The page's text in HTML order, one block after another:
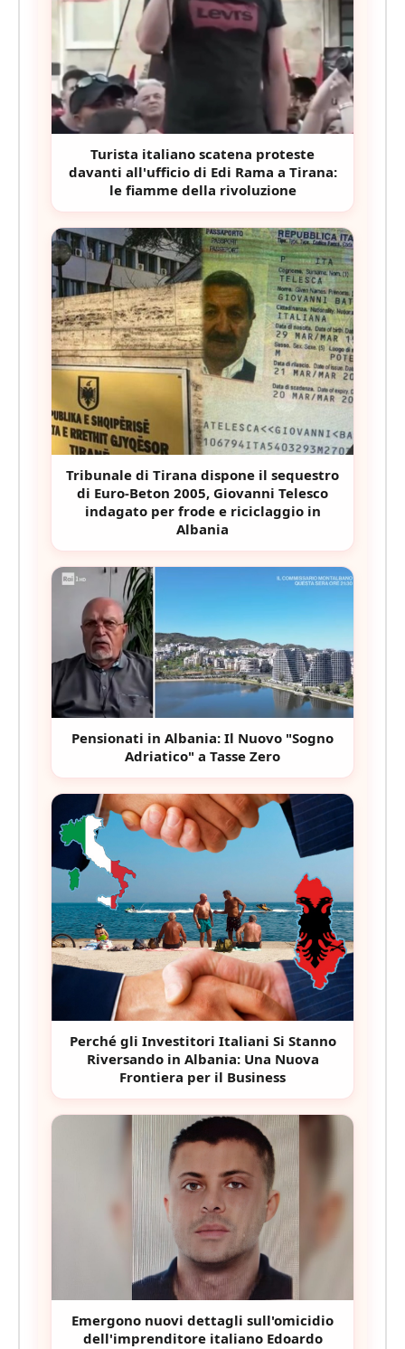
Turista italiano scatena proteste
davanti all'ufficio di Edi Rama a Tirana:
le fiamme della rivoluzione
Tribunale di Tirana dispone il sequestro
di Euro-Beton 2005, Giovanni Telesco
indagato per frode e riciclaggio in
Albania
Pensionati in Albania: Il Nuovo "Sogno
Adriatico" a Tasse Zero
Perché gli Investitori Italiani Si Stanno
Riversando in Albania: Una Nuova
Frontiera per il Business
Emergono nuovi dettagli sull'omicidio
dell'imprenditore italiano Edoardo